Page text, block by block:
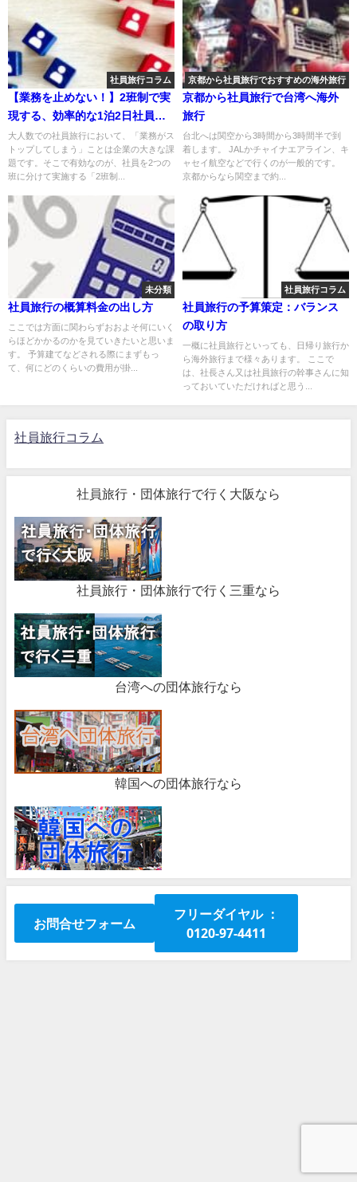
社員旅行コラム
【業務を止めない！】2班制で実
現する、効率的な1泊2日社員旅
行のスケジュール管理術を京都
からお届け！
大人数での社員旅行において、「業務がス
トップしてしまう」ことは企業の大きな課
題です。そこで有効なのが、社員を2つの
班に分けて実施する「2班制...
京都から社員旅行でおすすめの海外旅行
京都から社員旅行で台湾へ海外
旅行
台北へは関空から3時間から3時間半で到
着します。 JALかチャイナエアライン、キ
ャセイ航空などで行くのが一般的です。
京都からなら関空まで約...
未分類
社員旅行の概算料金の出し方
ここでは方面に関わらずおおよそ何にいく
らほどかかるのかを見ていきたいと思いま
す。 予算建てなどされる際にまずもっ
て、何にどのくらいの費用が掛...
社員旅行コラム
社員旅行の予算策定：バランス
の取り方
一概に社員旅行といっても、日帰り旅行か
ら海外旅行まで様々あります。 ここで
は、社長さん又は社員旅行の幹事さんに知
っておいていただければと思う...
社員旅行コラム
社員旅行・団体旅行で行く大阪なら
社員旅行・団体旅行で行く三重なら
台湾への団体旅行なら
韓国への団体旅行なら
お問合せフォーム
フリーダイヤル ：
0120-97-4411